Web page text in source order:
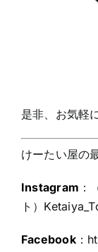
是非、お気軽
けーたい屋の
Instagram
ト）
Facebook：